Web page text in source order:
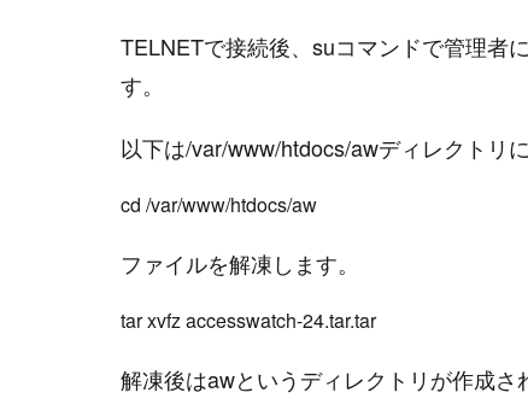
TELNETで接続後、suコマンドで管理者
す。
以下は/var/www/htdocs/awディレクトリ
ファイルを解凍します。
解凍後はawというディレクトリが作成さ